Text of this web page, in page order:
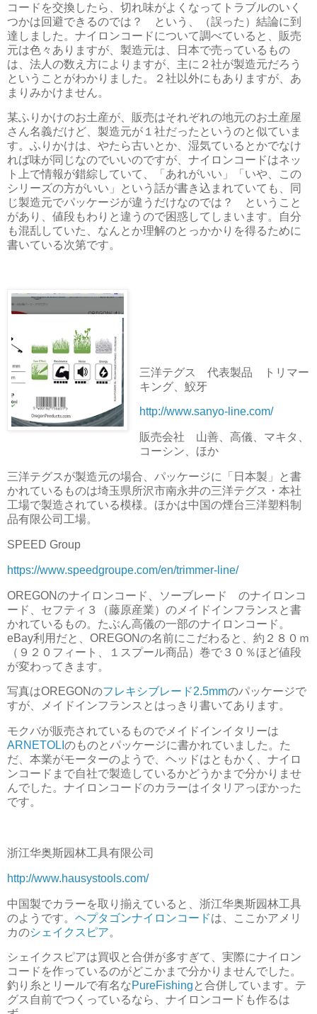
コードを交換したら、切れ味がよくなってトラブルのいく
つかは回避できるのでは？ という、（誤った）結論に到
達しました。ナイロンコードについて調べていると、販売
元は色々ありますが、製造元は、日本で売っているもの
は、法人の数え方によりますが、主に２社が製造元だろう
ということがわかりました。２社以外にもありますが、あ
まりみかけません。
某ふりかけのお土産が、販売はそれぞれの地元のお土産屋
さん名義だけど、製造元が１社だったというのと似ていま
す。ふりかけは、やたら古いとか、湿気ているとかでなけ
れば味が同じなのでいいのですが、ナイロンコードはネッ
ト上で情報が錯綜していて、「あれがいい」「いや、この
シリーズの方がいい」という話が書き込まれていても、同
じ製造元でパッケージが違うだけなのでは？ ということ
があり、値段もわりと違うので困惑してしまいます。自分
も混乱していた、なんとか理解のとっかかりを得るために
書いている次第です。
三洋テグス 代表製品 トリマー
キング、鮫牙
http://www.sanyo-line.com/
販売会社 山善、高儀、マキタ、
コーシン、ほか
三洋テグスが製造元の場合、パッケージに「日本製」と書
かれているものは埼玉県所沢市南永井の三洋テグス・本社
工場で製造されている模様。ほかは中国の煙台三洋塑料制
品有限公司工場。
SPEED Group
https://www.speedgroupe.com/en/trimmer-line/
OREGONのナイロンコード、ソーブレード のナイロンコ
ード、セフティ３（藤原産業）のメイドインフランスと書
かれているもの。たぶん高儀の一部のナイロンコード。
eBay利用だと、OREGONの名前にこだわると、約２８０ｍ
（９２０フィート、１スプール商品）巻で３０％ほど値段
が変わってきます。
写真はOREGONのフレキシブレード2.5mmのパッケージで
すが、メイドインフランスとはっきり書いてあります。
モクバが販売されているものでメイドインイタリーは
ARNETOLI のものとパッケージに書かれていました。た
だ、本業がモーターのようで、ヘッドはともかく、ナイロ
ンコードまで自社で製造しているかどうかまで分かりませ
んでした。ナイロンコードのカラーはイタリアっぽかった
です。
浙江华奥斯园林工具有限公司
http://www.hausystools.com/
中国製でカラーを取り揃えていると、浙江华奥斯园林工具
のようです。 ヘプタゴンナイロンコードは、ここかアメリ
カのシェイクスピア。
シェイクスピアは買収と合併が多すぎて、実際にナイロン
コードを作っているのがどこかまで分かりませんでした。
釣り糸とリールで有名なPureFishing と合併しています。テ
グス自前でつくっているなら、ナイロンコードも作るは